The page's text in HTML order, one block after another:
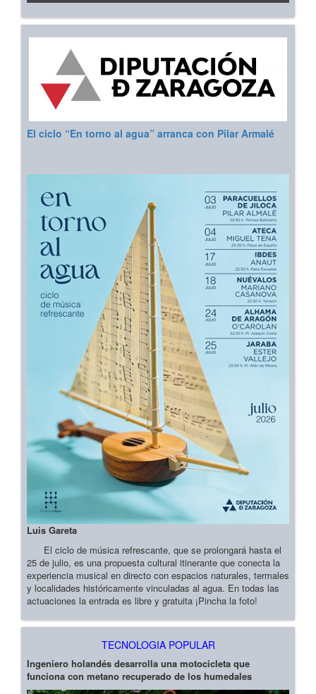
El ciclo “En torno al agua” arranca con Pilar Armalé
Luis Gareta
El ciclo de música refrescante, que se prolongará hasta el
25 de julio, es una propuesta cultural itinerante que conecta la
experiencia musical en directo con espacios naturales, termales
y localidades históricamente vinculadas al agua. En todas las
actuaciones la entrada es libre y gratuita ¡Pincha la foto!
TECNOLOGIA POPULAR
Ingeniero holandés desarrolla una motocicleta que
funciona con metano recuperado de los humedales